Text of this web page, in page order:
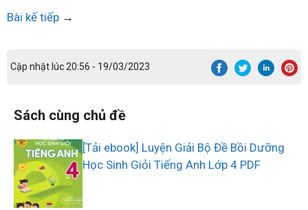
Bài kế tiếp →
Cập nhật lúc 20:56 - 19/03/2023
Sách cùng chủ đề
[Tải ebook] Luyện Giải Bộ Đề Bồi Dưỡng
Học Sinh Giỏi Tiếng Anh Lớp 4 PDF